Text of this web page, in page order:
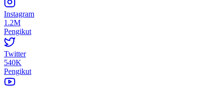
Instagram
1.2M
Pengikut
Twitter
540K
Pengikut